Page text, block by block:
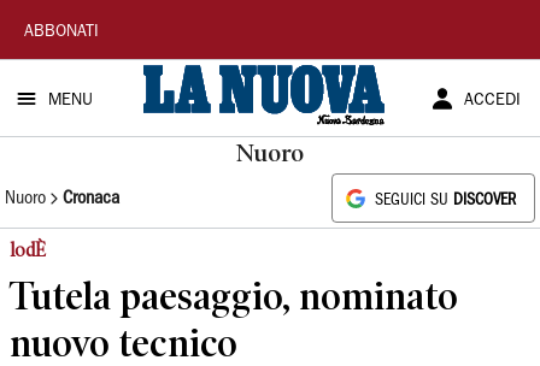
La
Nuova
Sardegna
ABBONATI
MENU ACCEDI
Nuoro
Nuoro Cronaca SEGUICI SU DISCOVER
lodÈ
Tutela paesaggio, nominato
nuovo tecnico